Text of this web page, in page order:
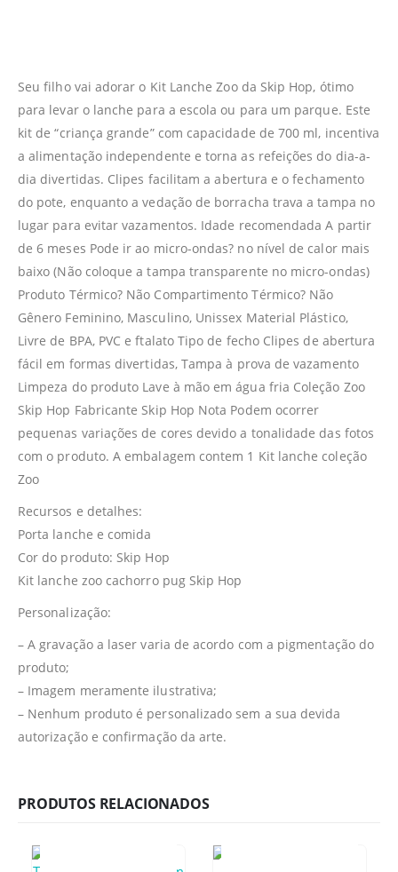
Seu filho vai adorar o Kit Lanche Zoo da Skip Hop, ótimo
para levar o lanche para a escola ou para um parque. Este
kit de “criança grande” com capacidade de 700 ml, incentiva
a alimentação independente e torna as refeições do dia-a-
dia divertidas. Clipes facilitam a abertura e o fechamento
do pote, enquanto a vedação de borracha trava a tampa no
lugar para evitar vazamentos. Idade recomendada A partir
de 6 meses Pode ir ao micro-ondas? no nível de calor mais
baixo (Não coloque a tampa transparente no micro-ondas)
Produto Térmico? Não Compartimento Térmico? Não
Gênero Feminino, Masculino, Unissex Material Plástico,
Livre de BPA, PVC e ftalato Tipo de fecho Clipes de abertura
fácil em formas divertidas, Tampa à prova de vazamento
Limpeza do produto Lave à mão em água fria Coleção Zoo
Skip Hop Fabricante Skip Hop Nota Podem ocorrer
pequenas variações de cores devido a tonalidade das fotos
com o produto. A embalagem contem 1 Kit lanche coleção
Zoo
Recursos e detalhes:
Porta lanche e comida
Cor do produto: Skip Hop
Kit lanche zoo cachorro pug Skip Hop
Personalização:
– A gravação a laser varia de acordo com a pigmentação do
produto;
– Imagem meramente ilustrativa;
– Nenhum produto é personalizado sem a sua devida
autorização e confirmação da arte.
PRODUTOS RELACIONADOS